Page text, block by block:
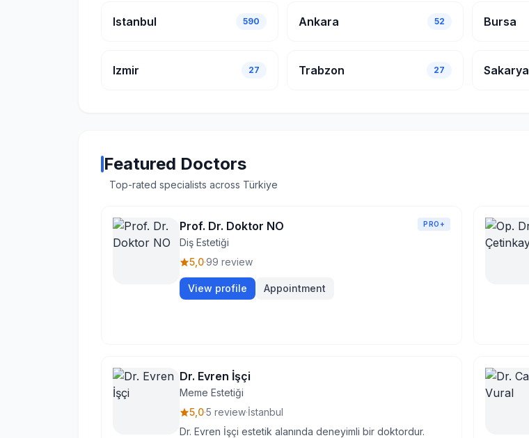
Istanbul 590 Ankara 52 Bursa
Izmir 27 Trabzon 27 Sakarya
Featured Doctors
Top-rated specialists across Türkiye
Prof. Dr. Doktor NO PRO+
Diş Estetiği
5,0·99 review
View profile Appointment
Dr. Evren İşçi
Meme Estetiği
5,0·5 review·İstanbul
Dr. Evren İşçi estetik alanında deneyimli bir doktordur.